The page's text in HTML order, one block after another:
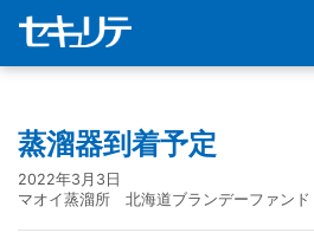
蒸溜器到着予定
2022年3月3日
マオイ蒸溜所 北海道ブランデーファンド